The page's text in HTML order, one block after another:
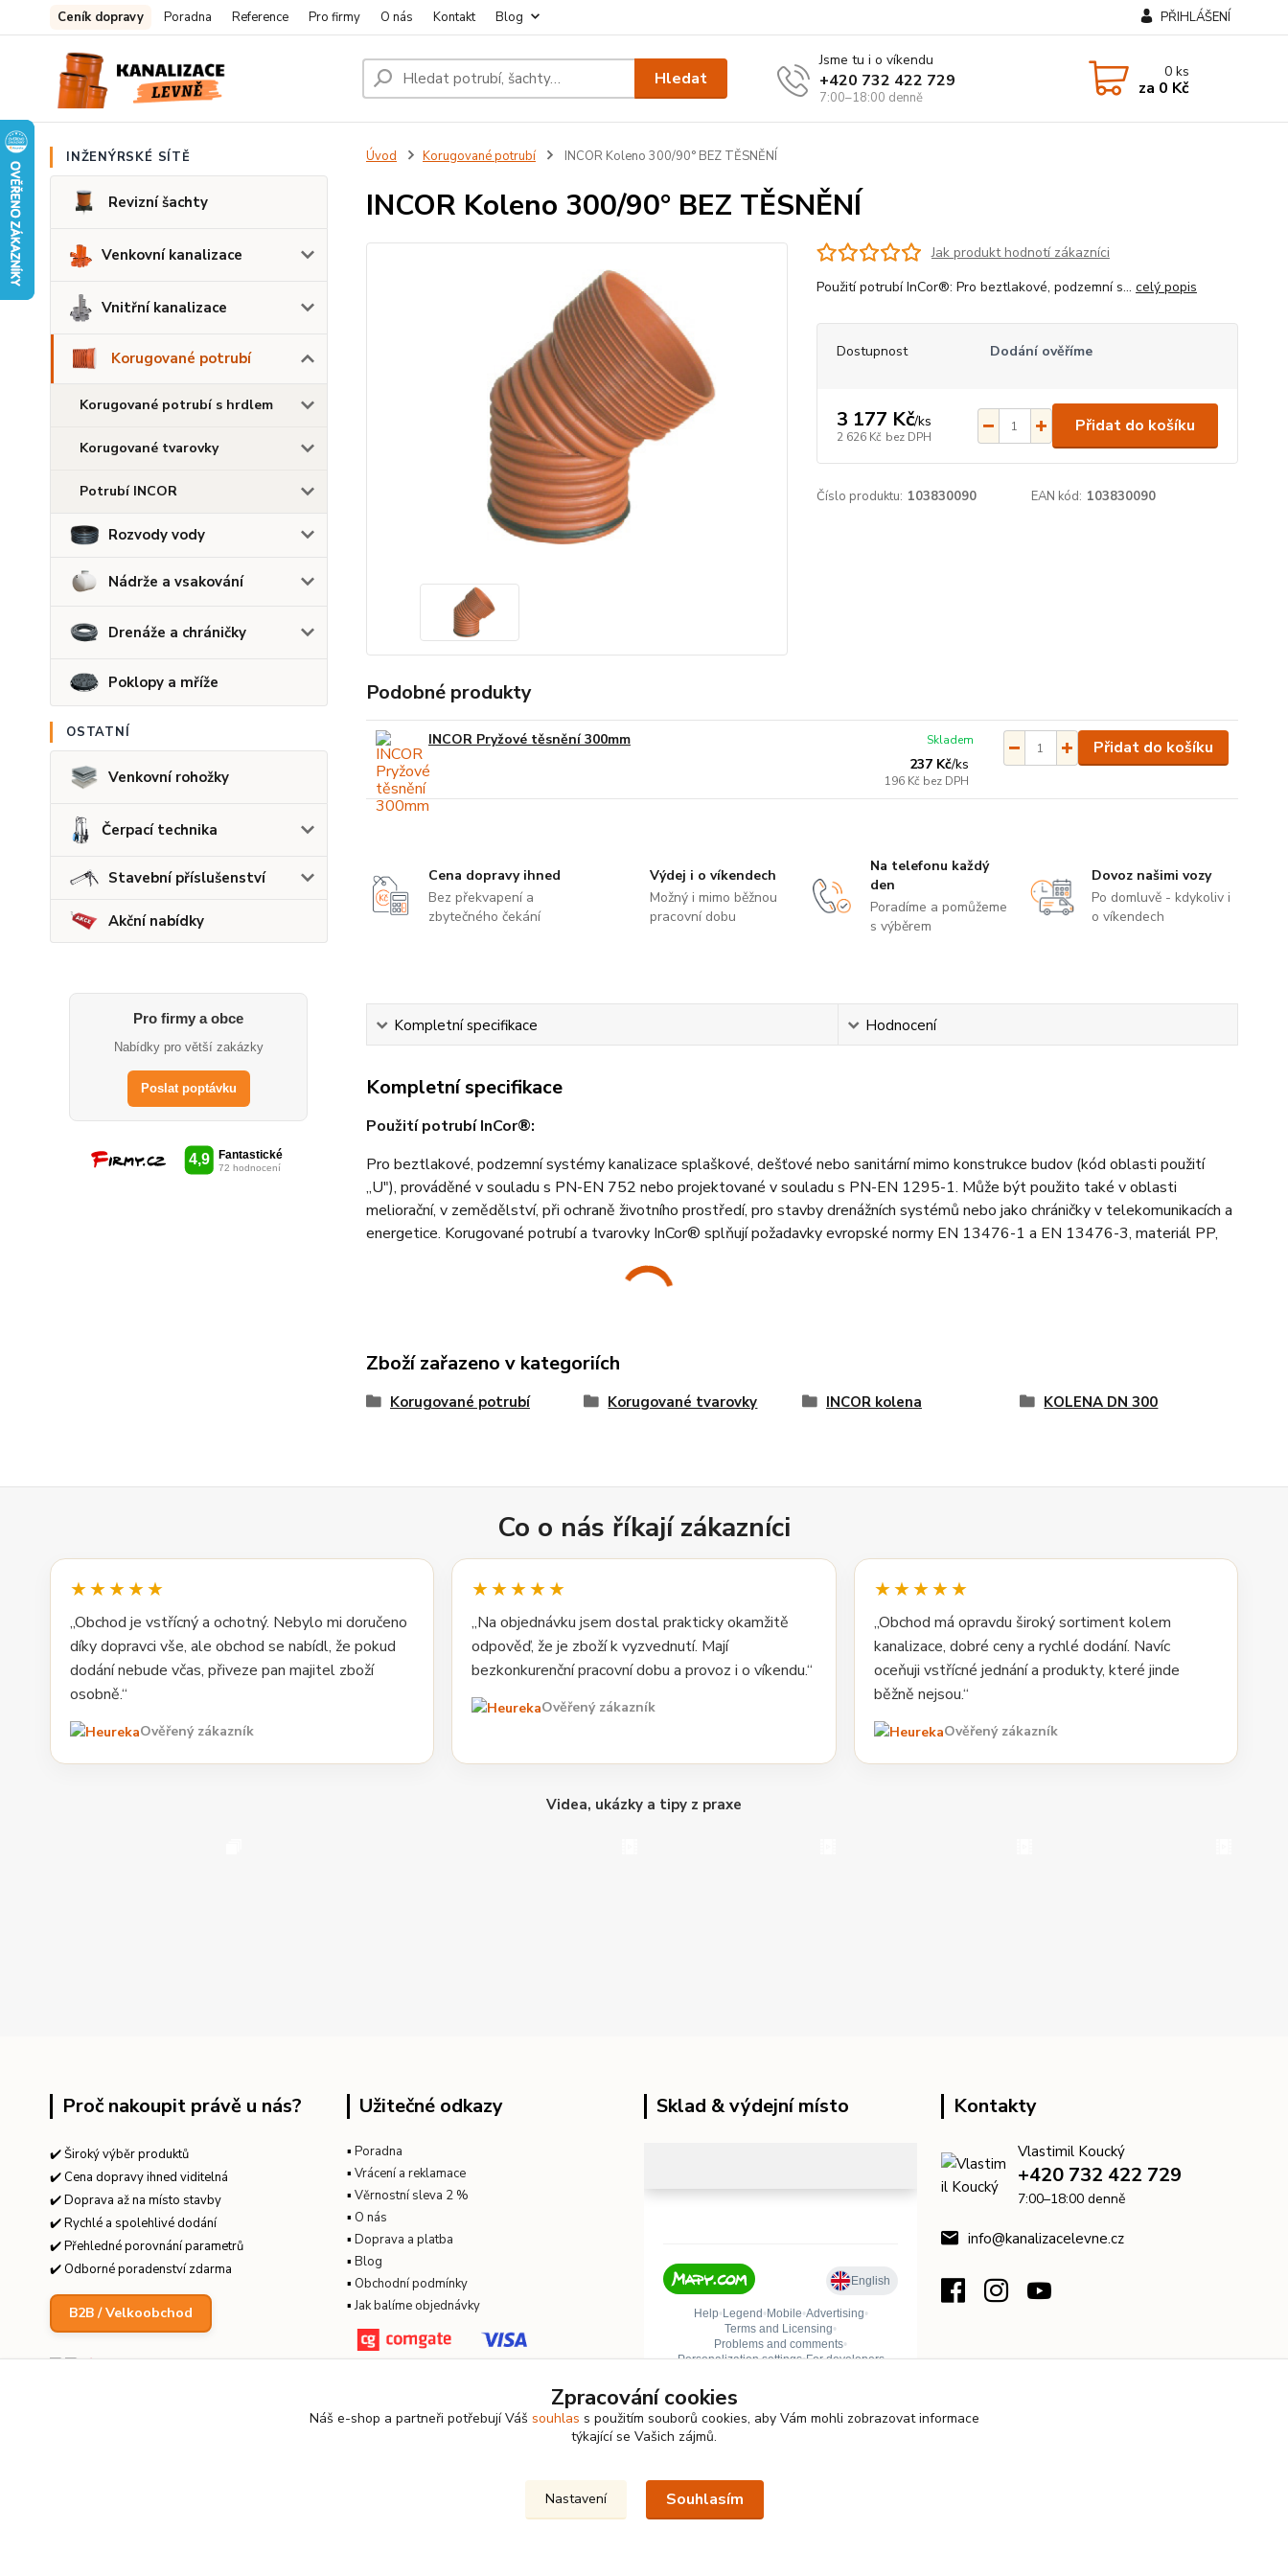
Ceník dopravy Poradna Reference Pro firmy O nás Kontakt Blog PŘIHLÁŠENÍ
Hledat
Jsme tu i o víkendu
+420 732 422 729
7:00–18:00 denně
0ks
za 0 Kč
INŽENÝRSKÉ SÍTĚ
Revizní šachty
Venkovní kanalizace
Vnitřní kanalizace
Korugované potrubí
Korugované potrubí s hrdlem
Korugované tvarovky
Potrubí INCOR
Rozvody vody
Nádrže a vsakování
Drenáže a chráničky
Poklopy a mříže
OSTATNÍ
Venkovní rohožky
Čerpací technika
Stavební příslušenství
Akční nabídky
Pro firmy a obce
Nabídky pro větší zakázky
Poslat poptávku
Úvod Korugované potrubí INCOR Koleno 300/90° BEZ TĚSNĚNÍ
INCOR Koleno 300/90° BEZ TĚSNĚNÍ
Jak produkt hodnotí zákazníci
Použití potrubí InCor®: Pro beztlakové, podzemní s... celý popis
Dostupnost Dodání ověříme
3 177 Kč/ks
2 626 Kč bez DPH
Přidat do košíku
Číslo produktu: 103830090 EAN kód: 103830090
Podobné produkty
INCOR Pryžové těsnění 300mm
237 Kč/ks
196 Kč bez DPH
Skladem Přidat do košíku
Cena dopravy ihned
Bez překvapení a
zbytečného čekání
Výdej i o víkendech
Možný i mimo běžnou
pracovní dobu
Na telefonu každý
den
Poradíme a pomůžeme
s výběrem
Dovoz našimi vozy
Po domluvě - kdykoliv i
o víkendech
Kompletní specifikace Hodnocení
Kompletní specifikace
Použití potrubí InCor®:
Pro beztlakové, podzemní systémy kanalizace splaškové, dešťové nebo sanitární mimo konstrukce budov (kód oblasti použití
„U"), prováděné v souladu s PN-EN 752 nebo projektované v souladu s PN-EN 1295-1. Může být použito také v oblasti
meliorační, v zemědělství, při ochraně životního prostředí, pro stavby drenážních systémů nebo jako chráničky v telekomunikacích a
energetice. Korugované potrubí a tvarovky InCor® splňují požadavky evropské normy EN 13476-1 a EN 13476-3, materiál PP,
Zboží zařazeno v kategoriích
Korugované potrubí Korugované tvarovky INCOR kolena KOLENA DN 300
Co o nás říkají zákazníci
★★★★★
„Obchod je vstřícný a ochotný. Nebylo mi doručeno
díky dopravci vše, ale obchod se nabídl, že pokud
dodání nebude včas, přiveze pan majitel zboží
osobně.“
Ověřený zákazník
★★★★★
„Na objednávku jsem dostal prakticky okamžitě
odpověď, že je zboží k vyzvednutí. Mají
bezkonkurenční pracovní dobu a provoz i o víkendu.“
Ověřený zákazník
★★★★★
„Obchod má opravdu široký sortiment kolem
kanalizace, dobré ceny a rychlé dodání. Navíc
oceňuji vstřícné jednání a produkty, které jinde
běžně nejsou.“
Ověřený zákazník
Videa, ukázky a tipy z praxe
Proč nakoupit právě u nás?
✔️ Široký výběr produktů
✔️ Cena dopravy ihned viditelná
✔️ Doprava až na místo stavby
✔️ Rychlé a spolehlivé dodání
✔️ Přehledné porovnání parametrů
✔️ Odborné poradenství zdarma
B2B / Velkoobchod
Užitečné odkazy
▪ Poradna
▪ Vrácení a reklamace
▪ Věrnostní sleva 2 %
▪ O nás
▪ Doprava a platba
▪ Blog
▪ Obchodní podmínky
▪Jak balíme objednávky
Sklad & výdejní místo Kontakty
Vlastimil Koucký
+420 732 422 729
7:00–18:00 denně
info@kanalizacelevne.cz
Zpracování cookies
Náš e-shop a partneři potřebují Váš souhlas s použitím souborů cookies, aby Vám mohli zobrazovat informace
týkající se Vašich zájmů.
Nastavení Souhlasím